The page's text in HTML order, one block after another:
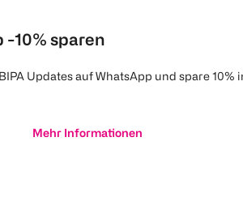
-10% sparen
Updates auf WhatsApp und spare 10%
Mehr Informationen